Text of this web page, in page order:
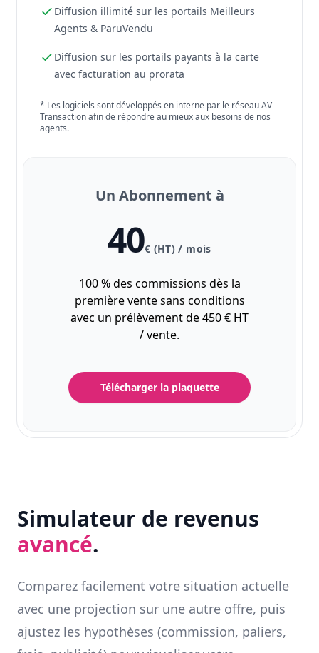
Diffusion illimité sur les portails Meilleurs
Agents & ParuVendu
Diffusion sur les portails payants à la carte
avec facturation au prorata
* Les logiciels sont développés en interne par le réseau AV
Transaction afin de répondre au mieux aux besoins de nos
agents.
Un Abonnement à
40€ (HT) / mois
100 % des commissions dès la
première vente sans conditions
avec un prélèvement de 450 € HT
/ vente.
Télécharger la plaquette
Simulateur de revenus
avancé.
Comparez facilement votre situation actuelle
avec une projection sur une autre offre, puis
ajustez les hypothèses (commission, paliers,